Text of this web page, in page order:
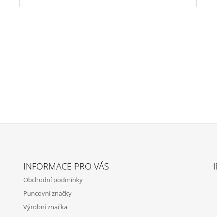
INFORMACE PRO VÁS
Obchodní podmínky
Puncovní značky
Výrobní značka